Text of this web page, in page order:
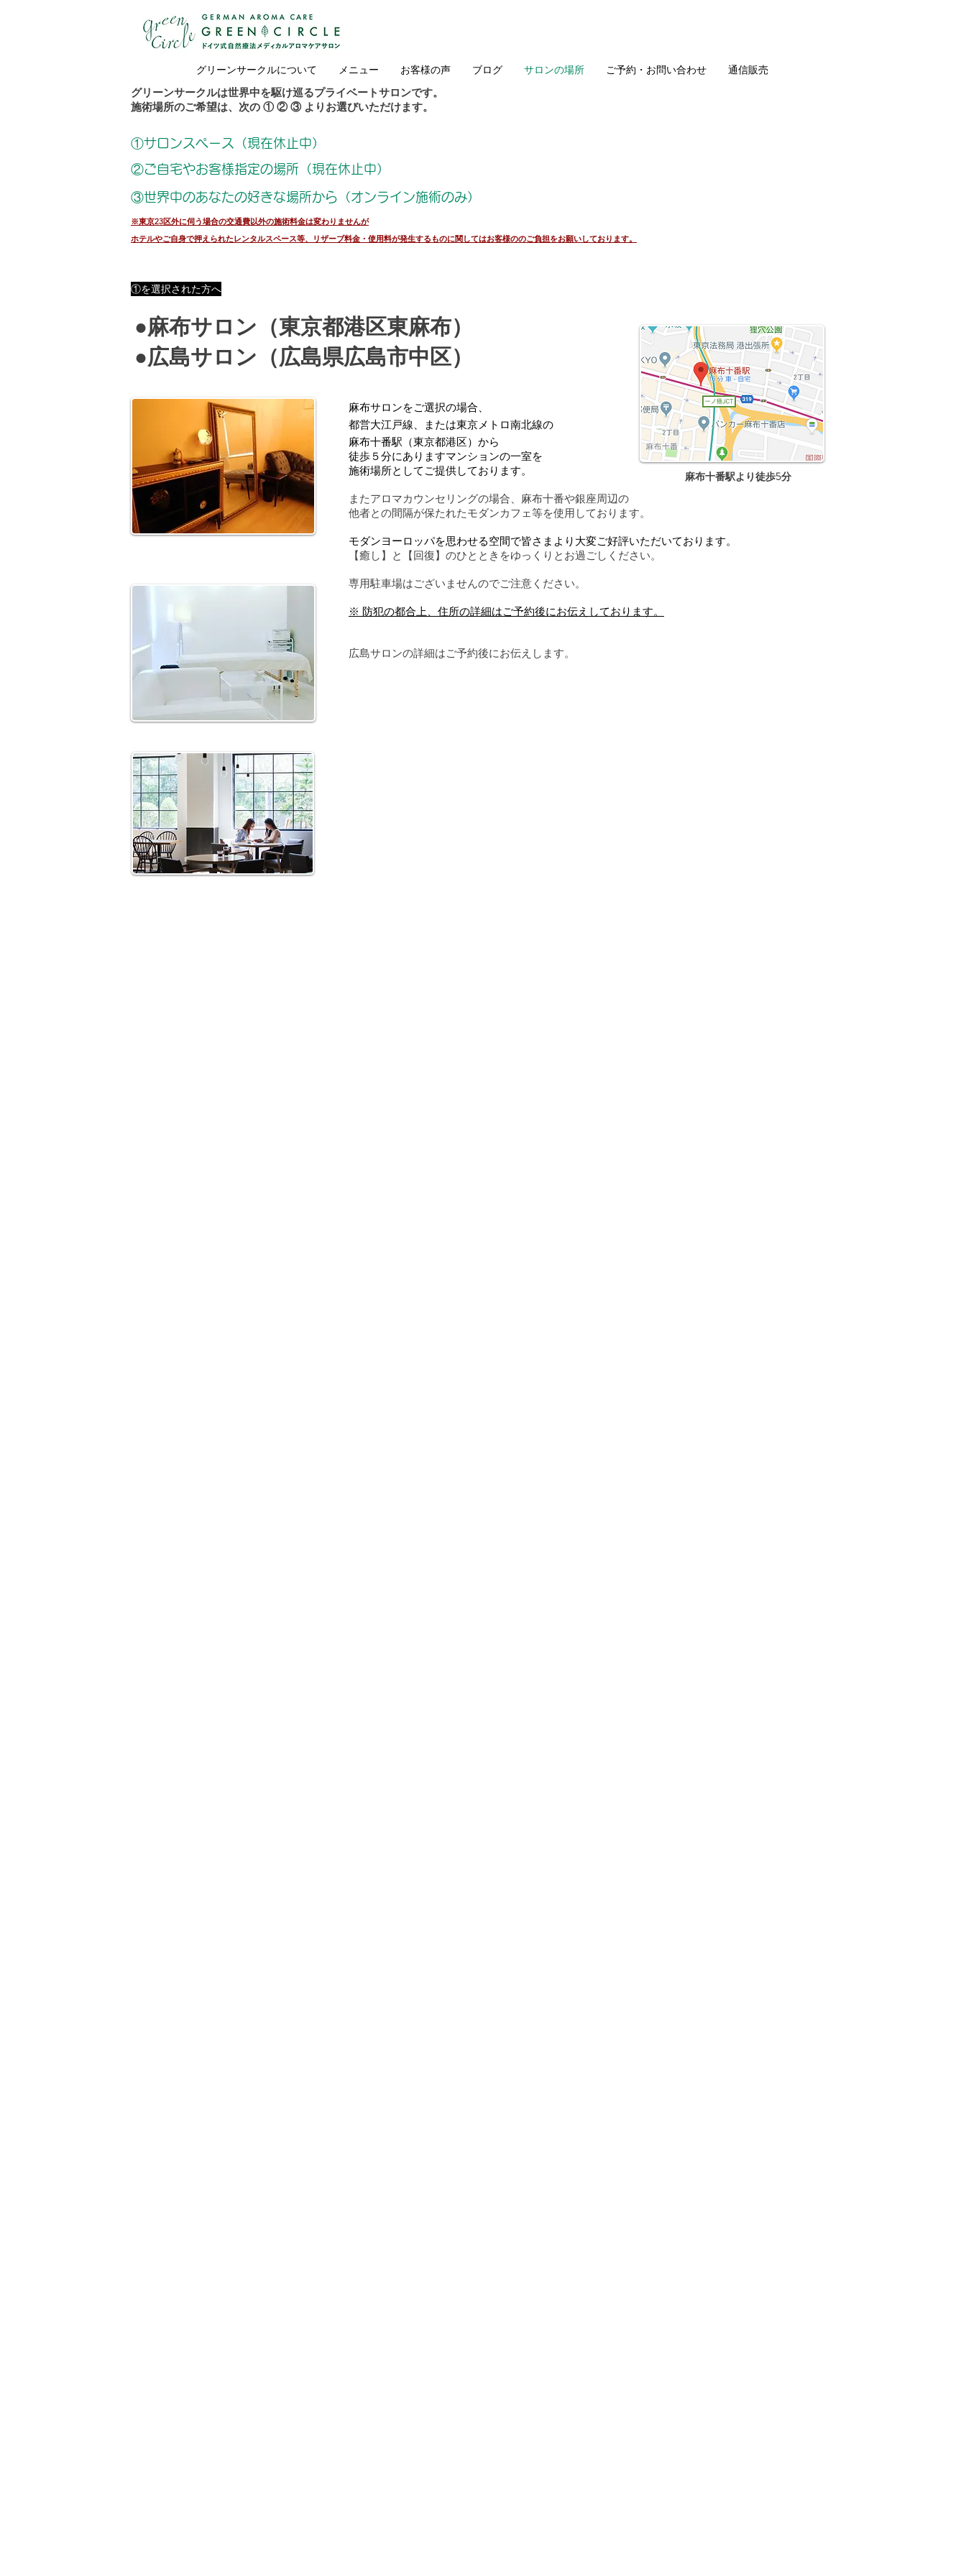
グリーンサークルについて メニュー お客様の声 ブログ サロンの場所 ご予約・お問い合わせ 通信販売
グリーンサークルは世界中を駆け巡るプライベートサロンです。
施術場所のご希望は、次の ① ② ③ よりお選びいただけます。
①サロンスペース（現在休止中）
②ご自宅やお客様指定の場所（現在休止中）
③世界中のあなたの好きな場所から（オンライン施術のみ）
※東京23区外に伺う場合の交通費以外の施術料金は変わりませんが
ホテルやご自身で押えられたレンタルスペース等、リザーブ料金・使用料が発生するものに関してはお客様ののご負担をお願いしております。
①を選択された方へ
麻布サロンをご選択の場合、
都営大江戸線、または東京メトロ南北線の
麻布十番駅（東京都港区）から
徒歩５分にありますマンションの一室を
施術場所としてご提供しております。
またアロマカウンセリングの場合、麻布十番や銀座周辺の
他者との間隔が保たれたモダンカフェ等を使用しております。
モダンヨーロッパを思わせる空間で皆さまより大変ご好評いただいております。
【癒し】と【回復】のひとときをゆっくりとお過ごしください。
専用駐車場はございませんのでご注意ください。
※ 防犯の都合上、住所の詳細はご予約後にお伝えしております。
広島サロンの詳細はご予約後にお伝えします。
●麻布サロン（東京都港区東麻布）
​●広島サロン（広島県広島市中区）
麻布十番駅より徒歩5分